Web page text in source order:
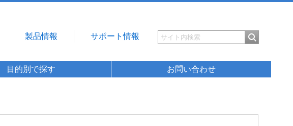
製品情報 サポート情報
目的別で探す お問い合わせ